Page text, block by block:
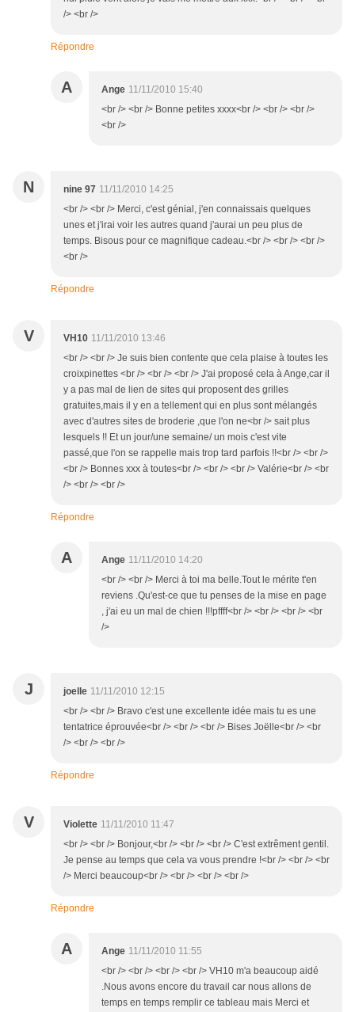
/> <br />
Répondre
A Ange 11/11/2010 15:40
<br /> <br /> Bonne petites xxxx<br /> <br /> <br />
<br />
N nine 97 11/11/2010 14:25
<br /> <br /> Merci, c'est génial, j'en connaissais quelques
unes et j'irai voir les autres quand j'aurai un peu plus de
temps. Bisous pour ce magnifique cadeau.<br /> <br /> <br />
<br />
Répondre
V VH10 11/11/2010 13:46
<br /> <br /> Je suis bien contente que cela plaise à toutes les
croixpinettes <br /> <br /> <br /> J'ai proposé cela à Ange,car il
y a pas mal de lien de sites qui proposent des grilles
gratuites,mais il y en a tellement qui en plus sont mélangés
avec d'autres sites de broderie ,que l'on ne<br /> sait plus
lesquels !! Et un jour/une semaine/ un mois c'est vite
passé,que l'on se rappelle mais trop tard parfois !!<br /> <br />
<br /> Bonnes xxx à toutes<br /> <br /> <br /> Valérie<br /> <br
/> <br /> <br />
Répondre
A Ange 11/11/2010 14:20
<br /> <br /> Merci à toi ma belle.Tout le mérite t'en
reviens .Qu'est-ce que tu penses de la mise en page
, j'ai eu un mal de chien !!!pffff<br /> <br /> <br /> <br
/>
J joelle 11/11/2010 12:15
<br /> <br /> Bravo c'est une excellente idée mais tu es une
tentatrice éprouvée<br /> <br /> <br /> Bises Joëlle<br /> <br
/> <br /> <br />
Répondre
V Violette 11/11/2010 11:47
<br /> <br /> Bonjour,<br /> <br /> <br /> C'est extrêment gentil.
Je pense au temps que cela va vous prendre !<br /> <br /> <br
/> Merci beaucoup<br /> <br /> <br /> <br />
Répondre
A Ange 11/11/2010 11:55
<br /> <br /> <br /> <br /> VH10 m'a beaucoup aidé
.Nous avons encore du travail car nous allons de
temps en temps remplir ce tableau mais Merci et